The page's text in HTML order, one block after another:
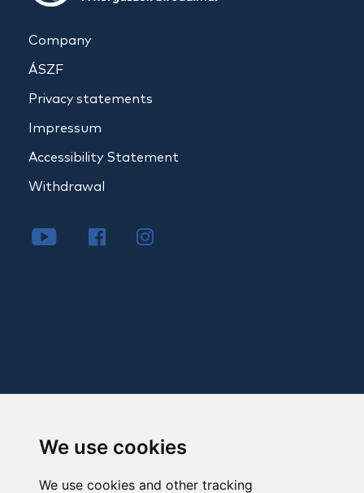
We use cookies
We use cookies and other tracking
Company
ÁSZF
Privacy statements
Impressum
Accessibility Statement
Withdrawal